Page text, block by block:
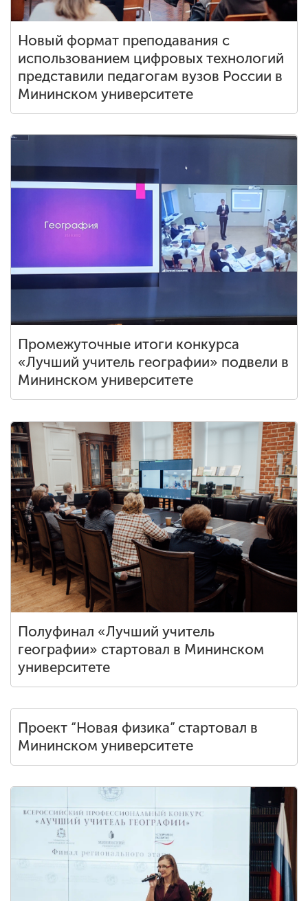
Новый формат преподавания с
использованием цифровых технологий
представили педагогам вузов России в
Мининском университете
Промежуточные итоги конкурса
«Лучший учитель географии» подвели в
Мининском университете
Полуфинал «Лучший учитель
географии» стартовал в Мининском
университете
Проект “Новая физика” стартовал в
Мининском университете